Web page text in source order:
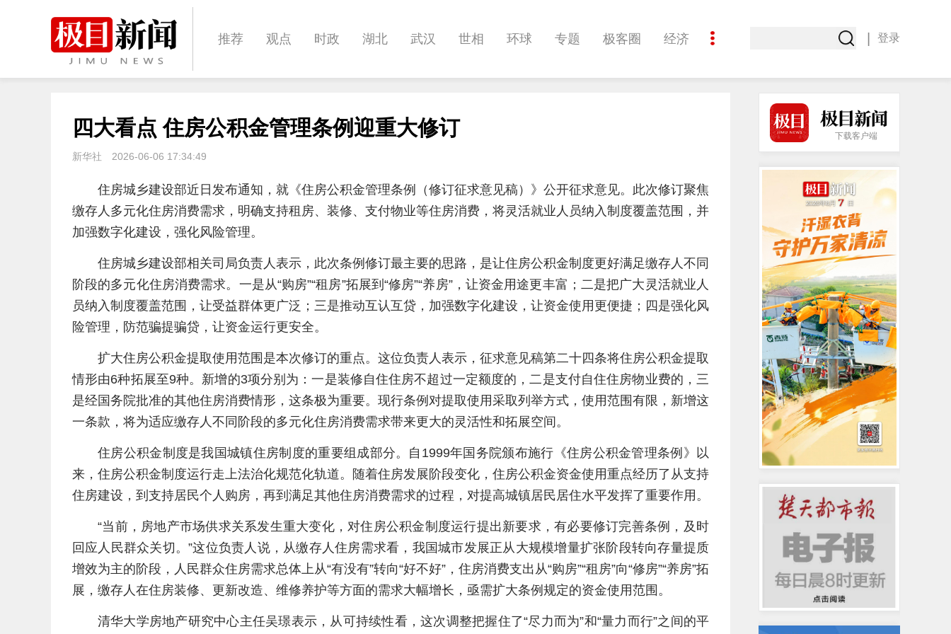
推荐 观点 时政 湖北 武汉 世相 环球 专题 极客圈 经济
体育 娱乐 影像 帅作文 International
登录
四大看点 住房公积金管理条例迎重大修订
新华社 2026-06-06 17:34:49
住房城乡建设部近日发布通知，就《住房公积金管理条例（修订征求意见稿）》公开征求意见。此次修订聚焦
缴存人多元化住房消费需求，明确支持租房、装修、支付物业等住房消费，将灵活就业人员纳入制度覆盖范围，并
加强数字化建设，强化风险管理。
住房城乡建设部相关司局负责人表示，此次条例修订最主要的思路，是让住房公积金制度更好满足缴存人不同
阶段的多元化住房消费需求。一是从“购房”“租房”拓展到“修房”“养房”，让资金用途更丰富；二是把广大灵活就业人
员纳入制度覆盖范围，让受益群体更广泛；三是推动互认互贷，加强数字化建设，让资金使用更便捷；四是强化风
险管理，防范骗提骗贷，让资金运行更安全。
扩大住房公积金提取使用范围是本次修订的重点。这位负责人表示，征求意见稿第二十四条将住房公积金提取
情形由6种拓展至9种。新增的3项分别为：一是装修自住住房不超过一定额度的，二是支付自住住房物业费的，三
是经国务院批准的其他住房消费情形，这条极为重要。现行条例对提取使用采取列举方式，使用范围有限，新增这
一条款，将为适应缴存人不同阶段的多元化住房消费需求带来更大的灵活性和拓展空间。
住房公积金制度是我国城镇住房制度的重要组成部分。自1999年国务院颁布施行《住房公积金管理条例》以
来，住房公积金制度运行走上法治化规范化轨道。随着住房发展阶段变化，住房公积金资金使用重点经历了从支持
住房建设，到支持居民个人购房，再到满足其他住房消费需求的过程，对提高城镇居民居住水平发挥了重要作用。
“当前，房地产市场供求关系发生重大变化，对住房公积金制度运行提出新要求，有必要修订完善条例，及时
回应人民群众关切。”这位负责人说，从缴存人住房需求看，我国城市发展正从大规模增量扩张阶段转向存量提质
增效为主的阶段，人民群众住房需求总体上从“有没有”转向“好不好”，住房消费支出从“购房”“租房”向“修房”“养房”拓
展，缴存人在住房装修、更新改造、维修养护等方面的需求大幅增长，亟需扩大条例规定的资金使用范围。
清华大学房地产研究中心主任吴璟表示，从可持续性看，这次调整把握住了“尽力而为”和“量力而行”之间的平
下载客户端